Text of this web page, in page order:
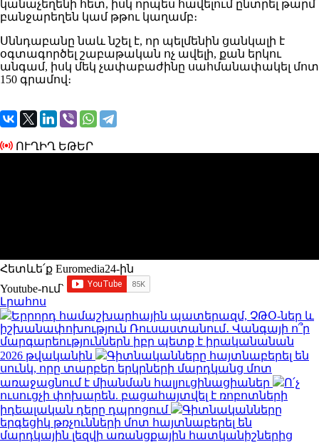
կանաչեղենի հետ, իսկ որպես հավելում ընտրել թարմ
բանջարեղեն կամ թթու կաղամբ։
Սննդաբանը նաև նշել է, որ պելմենին ցանկալի է
օգտագործել շաբաթական ոչ ավելի, քան երկու
անգամ, իսկ մեկ չափաբաժինը սահմանափակել մոտ
150 գրամով։
ՈՒՂԻՂ ԵԹԵՐ
Հետևե՛ք Euromedia24-ին
Youtube-ում`
Լրահոս
Երրորդ համաշխարհային պատերազմ, ՉԹՕ-ներ և
իշխանափոխություն Ռուսաստանում․ Վանգայի ո՞ր
մարգարեություններն իբր պետք է իրականանան
2026 թվականին
Գիտնականները հայտնաբերել են
սունկ, որը տարբեր երկրների մարդկանց մոտ
առաջացնում է միանման հալյուցինացիաներ
Ո՛չ
ուսուցչի փոխարեն. բացահայտվել է ռոբոտների
իդեալական դերը դպրոցում
Գիտնականները
երգեցիկ թռչունների մոտ հայտնաբերել են
մարդկային լեզվի առանցքային հատկանիշներից